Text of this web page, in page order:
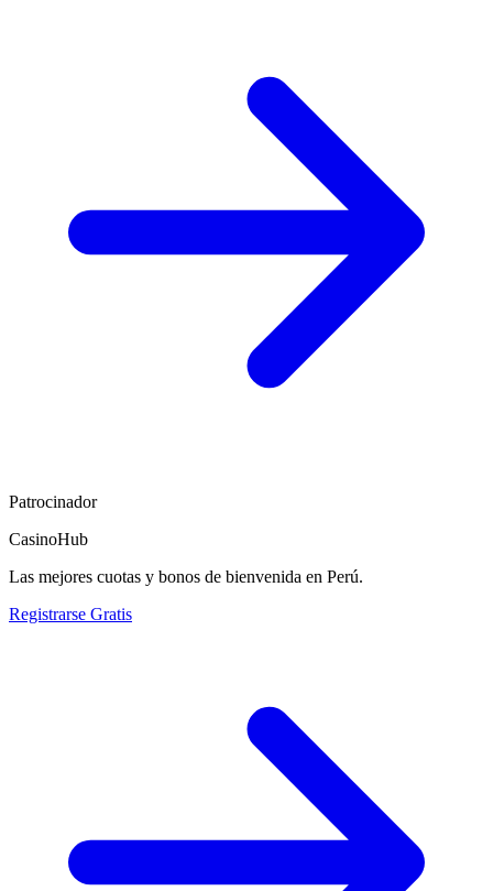
Patrocinador
CasinoHub
Las mejores cuotas y bonos de bienvenida en Perú.
Registrarse Gratis